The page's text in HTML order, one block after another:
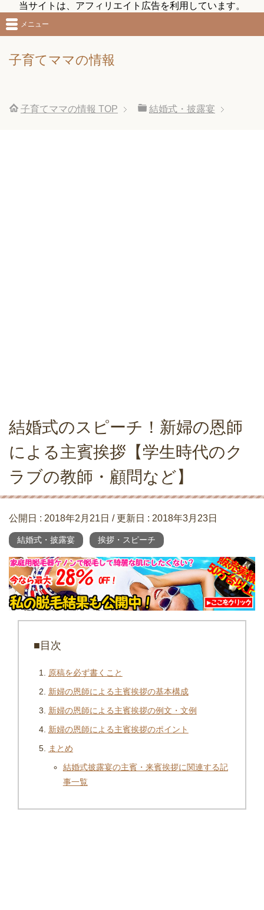
当サイトは、アフィリエイト広告を利用しています。
子育てママの情報
メニュー
子育てママの情報 TOP 結婚式・披露宴
結婚式のスピーチ！新婦の恩師
による主賓挨拶【学生時代のク
ラブの教師・顧問など】
公開日 : 2018年2月21日 / 更新日 : 2018年3月23日
結婚式・披露宴 挨拶・スピーチ
■目次
原稿を必ず書くこと
新婦の恩師による主賓挨拶の基本構成
新婦の恩師による主賓挨拶の例文・文例
新婦の恩師による主賓挨拶のポイント
まとめ
結婚式披露宴の主賓・来賓挨拶に関連する記
事一覧